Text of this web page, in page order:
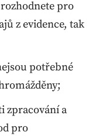
pro
z evidence, tak
potřebné
zpracování a
pro